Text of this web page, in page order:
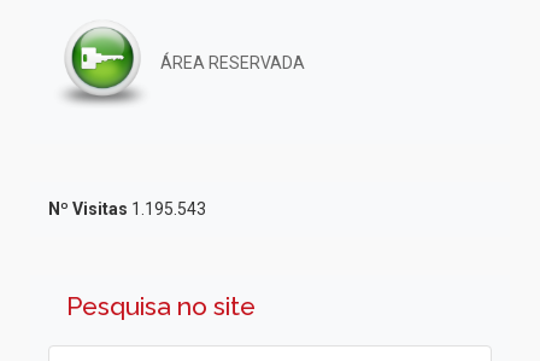
ÁREA RESERVADA
Nº Visitas 1.195.543
Pesquisa no site